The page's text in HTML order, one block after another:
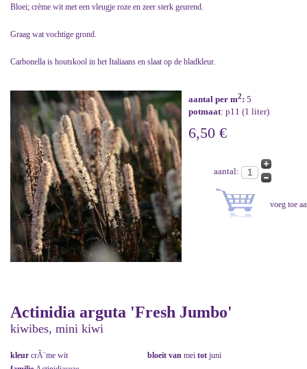
Bloei; crème wit met een vleugje roze en zeer sterk geurend.
Graag wat vochtige grond.
Carbonella is houtskool in het Italiaans en slaat op de bladkleur.
aantal per m2: 5
potmaat: p11 (1 liter)
6,50 €
aantal:
Actinidia arguta 'Fresh Jumbo'
kiwibes, mini kiwi
kleur crÃ¨me wit bloeit van mei tot juni